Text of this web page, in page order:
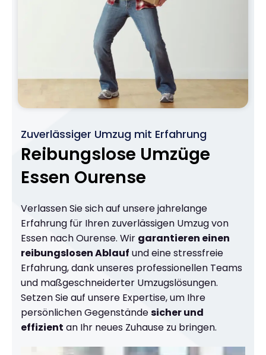
Zuverlässiger Umzug mit Erfahrung
Reibungslose Umzüge
Essen Ourense
Verlassen Sie sich auf unsere jahrelange
Erfahrung für Ihren zuverlässigen Umzug von
Essen nach Ourense. Wir garantieren einen
reibungslosen Ablauf und eine stressfreie
Erfahrung, dank unseres professionellen Teams
und maßgeschneiderter Umzugslösungen.
Setzen Sie auf unsere Expertise, um Ihre
persönlichen Gegenständesicher und
effizient an Ihr neues Zuhause zu bringen.